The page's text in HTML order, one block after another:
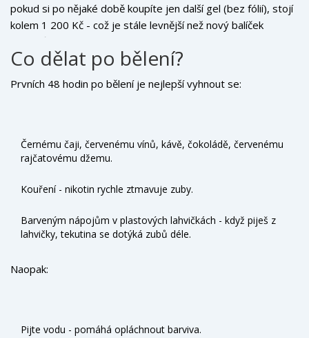
pokud si po nějaké době koupíte jen další gel (bez fólií), stojí
kolem 1 200 Kč - což je stále levnější než nový balíček
proužků.
Co dělat po bělení?
Prvních 48 hodin po bělení je nejlepší vyhnout se:
Černému čaji, červenému vínů, kávě, čokoládě, červenému
rajčatovému džemu.
Kouření - nikotin rychle ztmavuje zuby.
Barveným nápojům v plastových lahvičkách - když piješ z
lahvičky, tekutina se dotýká zubů déle.
Naopak:
Pijte vodu - pomáhá opláchnout barviva.